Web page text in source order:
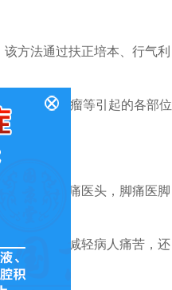
方法通过扶正培本、行气利
尿病、肿瘤等引起的各部位
了西药头痛医头，脚痛医脚
，不仅仅减轻病人痛苦，还